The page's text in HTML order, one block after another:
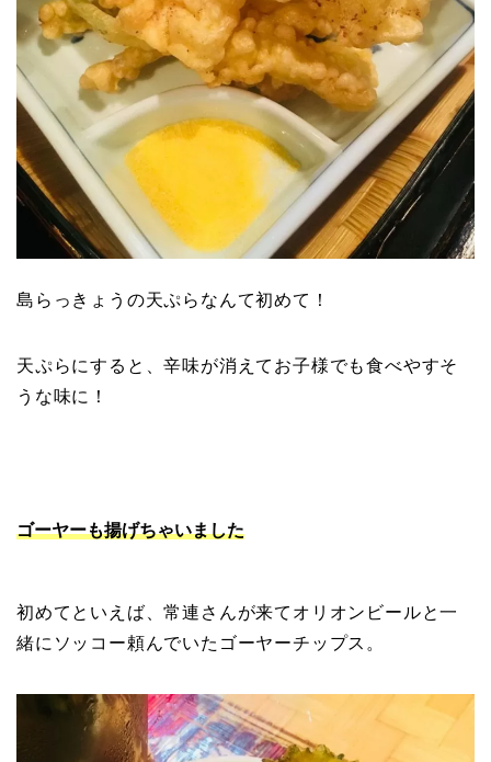
島らっきょうの天ぷらなんて初めて！
天ぷらにすると、辛味が消えてお子様でも食べやすそ
うな味に！
ゴーヤーも揚げちゃいました
初めてといえば、常連さんが来てオリオンビールと一
緒にソッコー頼んでいたゴーヤーチップス。